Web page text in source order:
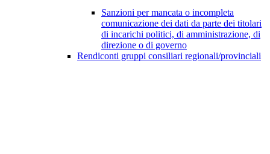
Sanzioni per mancata o incompleta
comunicazione dei dati da parte dei titolari
di incarichi politici, di amministrazione, di
direzione o di governo
Rendiconti gruppi consiliari regionali/provinciali